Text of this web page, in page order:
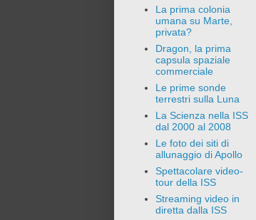
La prima colonia
umana su Marte,
privata?
Dragon, la prima
capsula spaziale
commerciale
Le prime sonde
terrestri sulla Luna
La Scienza nella ISS
dal 2000 al 2008
Le foto dei siti di
allunaggio di Apollo
Spettacolare video-
tour della ISS
Streaming video in
diretta dalla ISS